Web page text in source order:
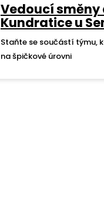
Vedoucí
Kundratice u
Staňte se součástí týmu,
na špičkové úrovni